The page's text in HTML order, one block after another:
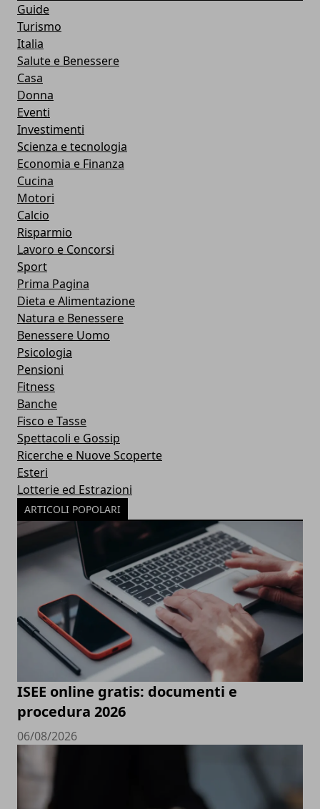
Guide
Turismo
Italia
Salute e Benessere
Casa
Donna
Eventi
Investimenti
Scienza e tecnologia
Economia e Finanza
Cucina
Motori
Calcio
Risparmio
Lavoro e Concorsi
Sport
Prima Pagina
Dieta e Alimentazione
Natura e Benessere
Benessere Uomo
Psicologia
Pensioni
Fitness
Banche
Fisco e Tasse
Spettacoli e Gossip
Ricerche e Nuove Scoperte
Esteri
Lotterie ed Estrazioni
ARTICOLI POPOLARI
ISEE online gratis: documenti e
procedura 2026
06/08/2026